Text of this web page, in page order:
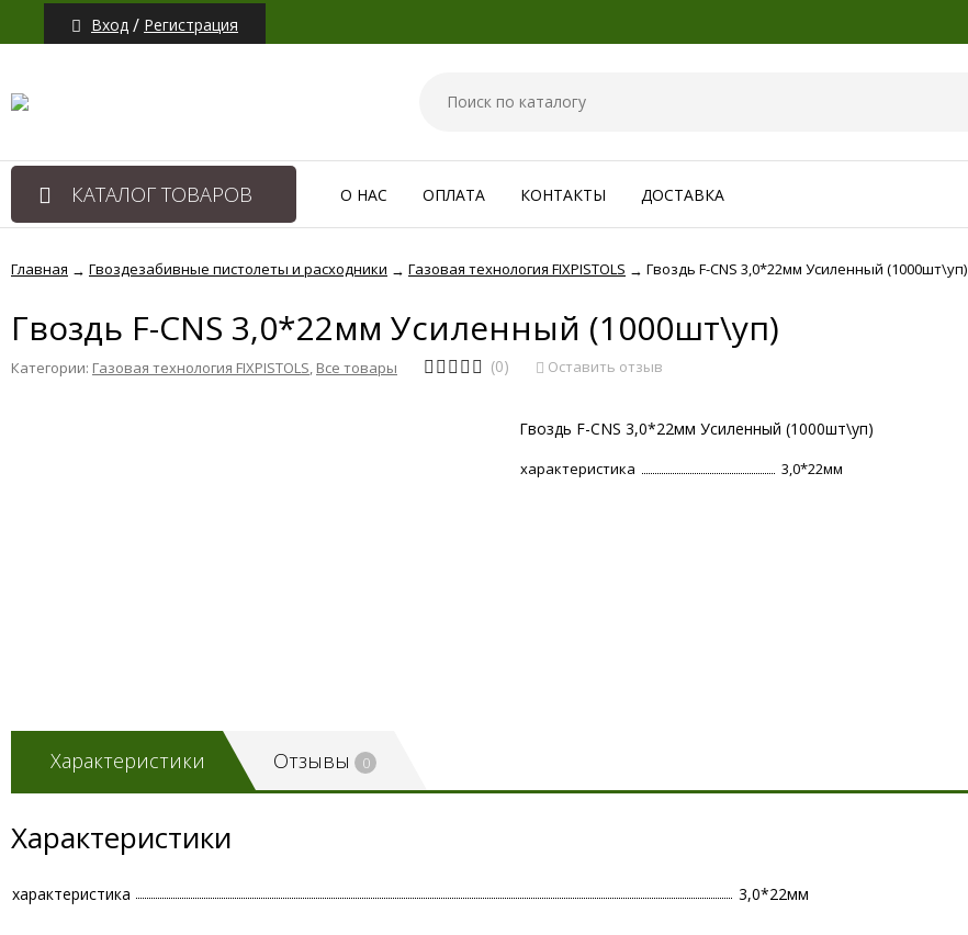
Вход / Регистрация
КАТАЛОГ ТОВАРОВ О НАС ОПЛАТА КОНТАКТЫ ДОСТАВКА
Главная → Гвоздезабивные пистолеты и расходники → Газовая технология FIXPISTOLS → Гвоздь F-CNS 3,0*22мм Усиленный (1000шт\уп)
Гвоздь F-CNS 3,0*22мм Усиленный (1000шт\уп)
Категории: Газовая технология FIXPISTOLS Все товары (0) Оставить отзыв
Гвоздь F-CNS 3,0*22мм Усиленный (1000шт\уп)
характеристика 3,0*22мм
Характеристики Отзывы 0
Характеристики
характеристика 3,0*22мм